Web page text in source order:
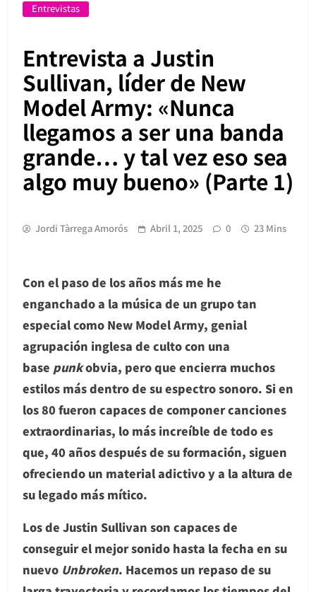
Entrevistas
Entrevista a Justin
Sullivan, líder de New
Model Army: «Nunca
llegamos a ser una banda
grande… y tal vez eso sea
algo muy bueno» (Parte 1)
Jordi Tàrrega Amorós Abril 1, 2025 0 23 Mins
Con el paso de los años más me he
enganchado a la música de un grupo tan
especial como New Model Army, genial
agrupación inglesa de culto con una
base punkobvia, pero que encierra muchos
estilos más dentro de su espectro sonoro. Si en
los 80 fueron capaces de componer canciones
extraordinarias, lo más increíble de todo es
que, 40 años después de su formación, siguen
ofreciendo un material adictivo y a la altura de
su legado más mítico.
Los de Justin Sullivan son capaces de
conseguir el mejor sonido hasta la fecha en su
nuevo Unbroken. Hacemos un repaso de su